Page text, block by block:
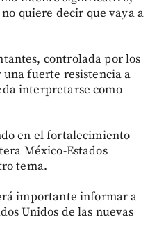
quiere decir que vaya a
controlada por los
fuerte resistencia a
interpretarse como
en el fortalecimiento
México-Estados
tema.
importante informar a
Unidos de las nuevas